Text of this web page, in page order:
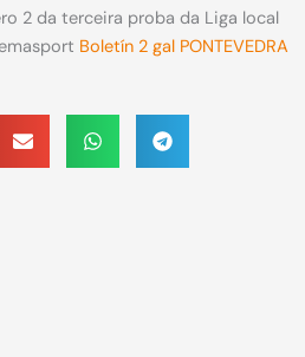
2 da terceira proba da Liga local
Boletín 2 gal PONTEVEDRA